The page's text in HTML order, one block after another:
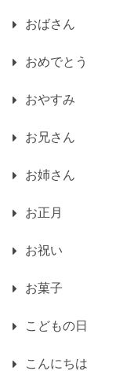
おばさん
おめでとう
おやすみ
お兄さん
お姉さん
お正月
お祝い
お菓子
こどもの日
こんにちは